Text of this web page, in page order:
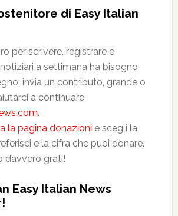
di Easy Italian
per scrivere, registrare e
a settimana ha bisogno
invia un contributo, grande o
a continuare
.
la pagina donazioni e scegli la
e la cifra che puoi donare.
davvero grati!
Easy Italian News